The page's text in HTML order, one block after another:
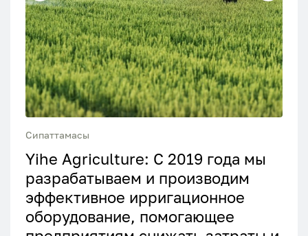
Сипаттамасы
Yihe Agriculture: С 2019 года мы
разрабатываем и производим
эффективное ирригационное
оборудование, помогающее